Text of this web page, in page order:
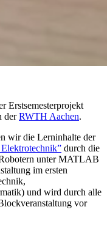
Erstsemesterprojekt
derRWTH Aachen.
wir die Lerninhalte der
durch die
unter MATLAB
im ersten
und wird durch alle
vor